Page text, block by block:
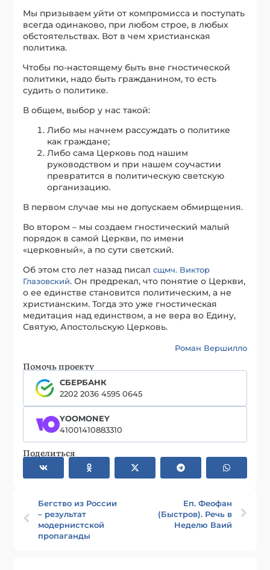
Мы призываем уйти от компромисса и поступать
всегда одинаково, при любом строе, в любых
обстоятельствах. Вот в чем христианская
политика.
Чтобы по-настоящему быть вне гностической
политики, надо быть гражданином, то есть
судить о политике.
В общем, выбор у нас такой:
Либо мы начнем рассуждать о политике
как граждане;
Либо сама Церковь под нашим
руководством и при нашем соучастии
превратится в политическую светскую
организацию.
В первом случае мы не допускаем обмирщения.
Во втором – мы создаем гностический малый
порядок в самой Церкви, по имени
«церковный», а по сути светский.
Об этом сто лет назад писалсщмч. Виктор
Глазовский. Он предрекал, что понятие о Церкви,
о ее единстве становится политическим, а не
христианским. Тогда это уже гностическая
медитация над единством, а не вера во Едину,
Святую, Апостольскую Церковь.
Роман Вершилло
Помочь проекту
СБЕРБАНК
2202 2036 4595 0645
YOOMONEY
41001410883310
Поделиться
Бегство из России
– результат
модернистской
пропаганды
Еп. Феофан
(Быстров). Речь в
Неделю Ваий